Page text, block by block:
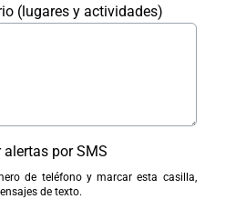
(lugares y actividades)
por SMS
de teléfono y marcar esta casilla,
de texto.